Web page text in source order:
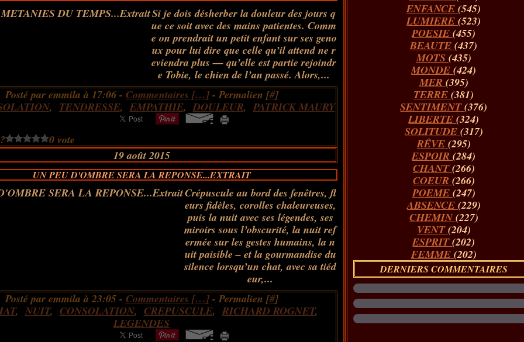
Si je dois désherber la douleur des jours q
ue ce soit avec des mains patientes. Comm
e on prendrait un petit enfant sur ses geno
ux pour lui dire que celle qu’il attend ne r
eviendra plus — qu’elle est partie rejoindr
e Tobie, le chien de l’an passé. Alors,...
Posté par emmila à 17:06 - Commentaires […]- Permalien [#]
, TENDRESSE, EMPATHIE,DOULEUR, PATRICK MAURY
0 vote
19 août 2015
UN PEU D'OMBRE SERA LA REPONSE...EXTRAIT
Crépuscule au bord des fenêtres, fl
eurs fidèles, corolles chaleureuses,
puis la nuit avec ses légendes, ses
miroirs sous l’obscurité, la nuit ref
ermée sur les gestes humains, la n
uit paisible – et la gourmandise du
silence lorsqu’un chat, avec sa tiéd
eur,...
Posté par emmila à 23:05 - Commentaires […]- Permalien [#]
, NUIT, CONSOLATION, CREPUSCULE, RICHARD ROGNET,
LEGENDES
ENFANCE(545)
LUMIERE(523)
POESIE(455)
BEAUTE(437)
MOTS (435)
MONDE(424)
MER (395)
TERRE(381)
SENTIMENT(376)
LIBERTE(324)
SOLITUDE (317)
RÊVE (295)
ESPOIR(284)
CHANT(266)
COEUR (266)
POEME (247)
ABSENCE (229)
CHEMIN(227)
VENT(204)
ESPRIT(202)
FEMME (202)
DERNIERS COMMENTAIRES